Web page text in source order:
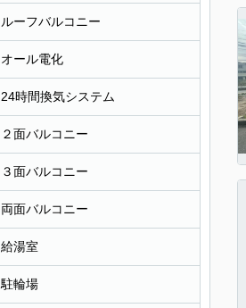
ルーフバルコニー
オール電化
24時間換気システム
２面バルコニー
３面バルコニー
両面バルコニー
給湯室
駐輪場